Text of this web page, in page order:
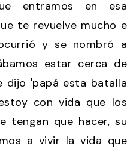
entramos en esa
te revuelve mucho e
y se nombró a
estar cerca de
dijo 'papá esta batalla
con vida que los
tengan que hacer, su
a vivir la vida que